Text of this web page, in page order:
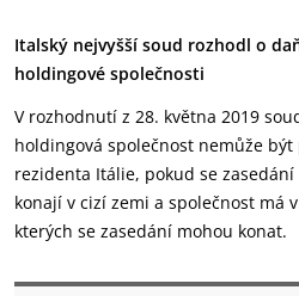
Italský nejvyšší soud rozhodl o
holdingové společnosti
V rozhodnutí z 28. května 2019
holdingová společnost nemůže být
rezidenta Itálie, pokud se
konají v cizí zemi a společnost má
kterých se zasedání mohou konat.